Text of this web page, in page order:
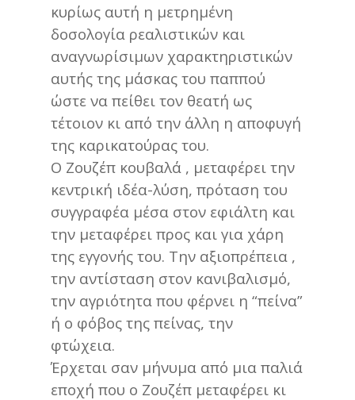
κυρίως αυτή η μετρημένη
δοσολογία ρεαλιστικών και
αναγνωρίσιμων χαρακτηριστικών
αυτής της μάσκας του παππού
ώστε να πείθει τον θεατή ως
τέτοιον κι από την άλλη η αποφυγή
της καρικατούρας του.
Ο Ζουζέπ κουβαλά , μεταφέρει την
κεντρική ιδέα-λύση, πρόταση του
συγγραφέα μέσα στον εφιάλτη και
την μεταφέρει προς και για χάρη
της εγγονής του. Την αξιοπρέπεια ,
την αντίσταση στον κανιβαλισμό,
την αγριότητα που φέρνει η “πείνα”
ή ο φόβος της πείνας, την
φτώχεια.
Έρχεται σαν μήνυμα από μια παλιά
εποχή που ο Ζουζέπ μεταφέρει κι